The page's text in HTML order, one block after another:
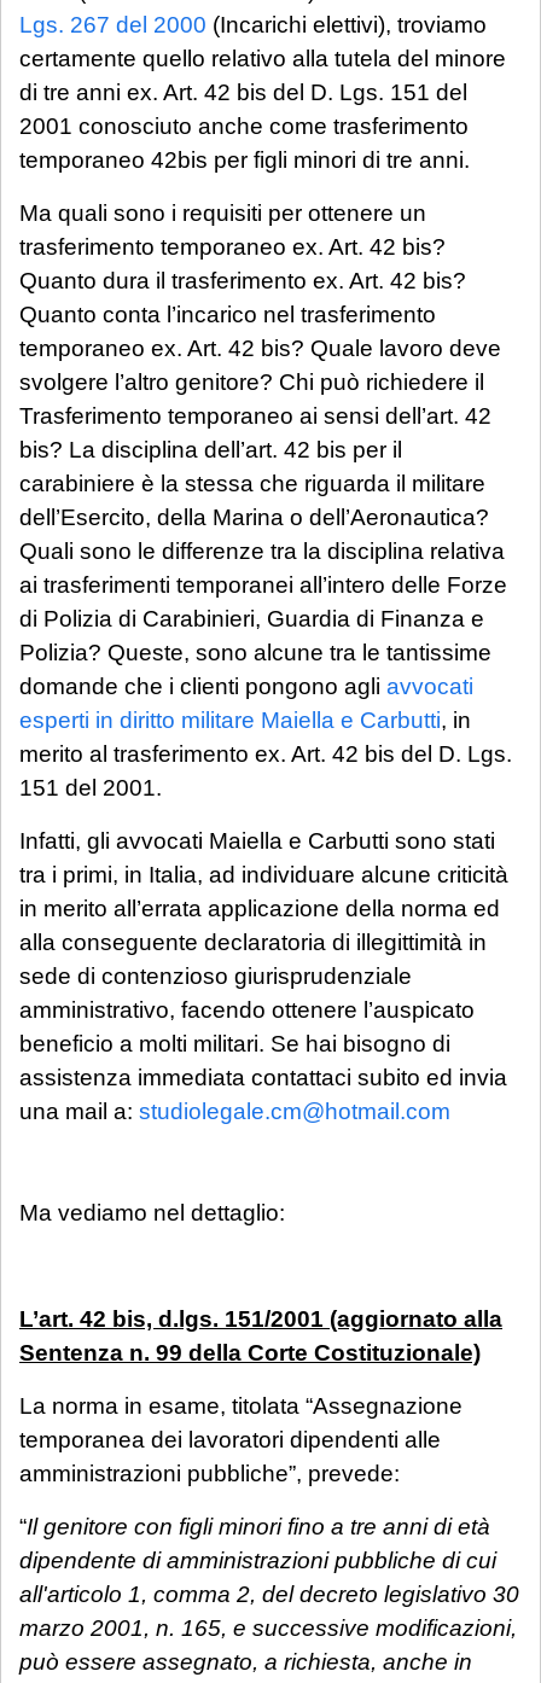
Lgs. 267 del 2000 (Incarichi elettivi), troviamo
certamente quello relativo alla tutela del minore
di tre anni ex. Art. 42 bis del D. Lgs. 151 del
2001 conosciuto anche come trasferimento
temporaneo 42bis per figli minori di tre anni.
Ma quali sono i requisiti per ottenere un
trasferimento temporaneo ex. Art. 42 bis?
Quanto dura il trasferimento ex. Art. 42 bis?
Quanto conta l’incarico nel trasferimento
temporaneo ex. Art. 42 bis? Quale lavoro deve
svolgere l’altro genitore? Chi può richiedere il
Trasferimento temporaneo ai sensi dell’art. 42
bis? La disciplina dell’art. 42 bis per il
carabiniere è la stessa che riguarda il militare
dell’Esercito, della Marina o dell’Aeronautica?
Quali sono le differenze tra la disciplina relativa
ai trasferimenti temporanei all’intero delle Forze
di Polizia di Carabinieri, Guardia di Finanza e
Polizia? Queste, sono alcune tra le tantissime
domande che i clienti pongono agli avvocati
esperti in diritto militare Maiella e Carbutti, in
merito al trasferimento ex. Art. 42 bis del D. Lgs.
151 del 2001.
Infatti, gli avvocati Maiella e Carbutti sono stati
tra i primi, in Italia, ad individuare alcune criticità
in merito all’errata applicazione della norma ed
alla conseguente declaratoria di illegittimità in
sede di contenzioso giurisprudenziale
amministrativo, facendo ottenere l’auspicato
beneficio a molti militari. Se hai bisogno di
assistenza immediata contattaci subito ed invia
una mail a: studiolegale.cm@hotmail.com
Ma vediamo nel dettaglio:
L’art. 42 bis, d.lgs. 151/2001 (aggiornato alla
Sentenza n. 99 della Corte Costituzionale)
La norma in esame, titolata “Assegnazione
temporanea dei lavoratori dipendenti alle
amministrazioni pubbliche”, prevede:
“Il genitore con figli minori fino a tre anni di età
dipendente di amministrazioni pubbliche di cui
all'articolo 1, comma 2, del decreto legislativo 30
marzo 2001, n. 165, e successive modificazioni,
può essere assegnato, a richiesta, anche in